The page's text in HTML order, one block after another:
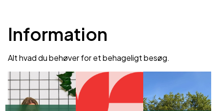
Information
Alt hvad du behøver for et behageligt besøg.